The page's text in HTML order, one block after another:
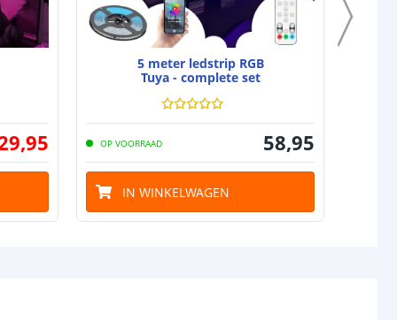
,95
5 meter ledstrip RGB
Tuya - complete set
OP VOORRAAD 58,95
IN WINKELWAGEN